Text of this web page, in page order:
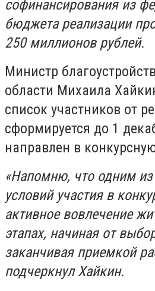
софинансирования из
бюджета реализации
250 миллионов рублей.
Министр
области Михаила
список участников от
сформируется до 1
направлен в
«Напомню, что одним
условий участия в
активное вовлечение
этапах, начиная от
заканчивая приемкой
подчеркнул Хайкин.